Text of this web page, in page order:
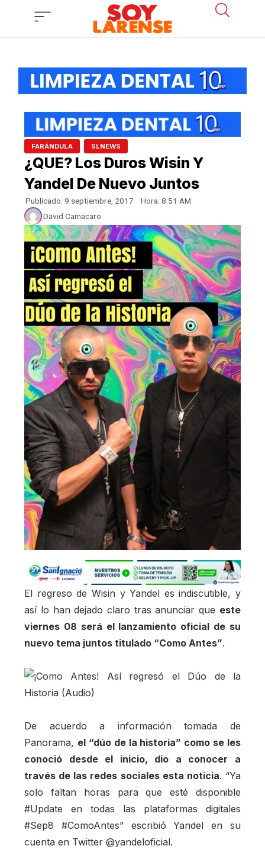
FARÁNDULA SLNEWS
¿QUE? Los Duros Wisin Y
Yandel De Nuevo Juntos
Publicado:9 septiembre, 2017 Hora: 8:51 AM
David Camacaro
El regreso de Wisin y Yandel es indiscutible, y
así lo han dejado claro tras anunciar que este
viernes 08 será el lanzamiento oficial de su
nuevo tema juntos titulado “Como Antes”.
De acuerdo a información tomada de
Panorama, el “dúo de la historia” como se les
conoció desde el inicio, dio a conocer a
través de las redes sociales esta noticia. “Ya
solo faltan horas para que esté disponible
#Update en todas las plataformas digitales
#Sep8 #ComoAntes” escribió Yandel en su
cuenta en Twitter @yandeloficial.